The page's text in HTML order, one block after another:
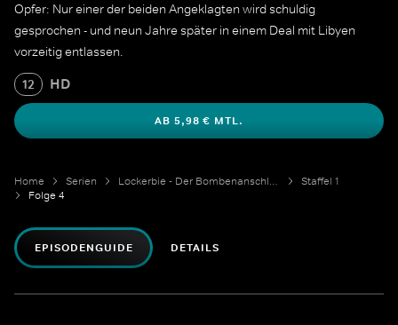
Opfer: Nur einer der beiden Angeklagten wird schuldig
gesprochen - und neun Jahre später in einem Deal mit Libyen
vorzeitig entlassen.
12 HD
AB 5,98 € MTL.
Home Serien Lockerbie - Der Bombenanschlag auf Pan-Am-Flug 103
Staffel 1
Folge 4
EPISODENGUIDE DETAILS